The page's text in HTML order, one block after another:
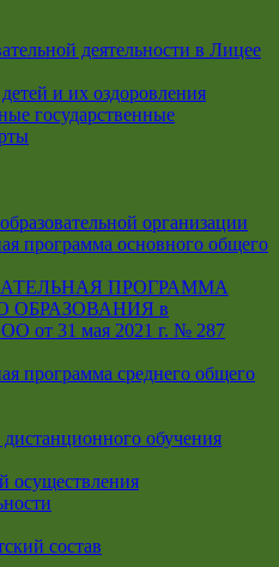
деятельности в Лицее
и их оздоровления
государственные
организации
программа основного общего
ПРОГРАММА
в
от 31 мая 2021 г. № 287
программа среднего общего
обучения
осуществления
состав